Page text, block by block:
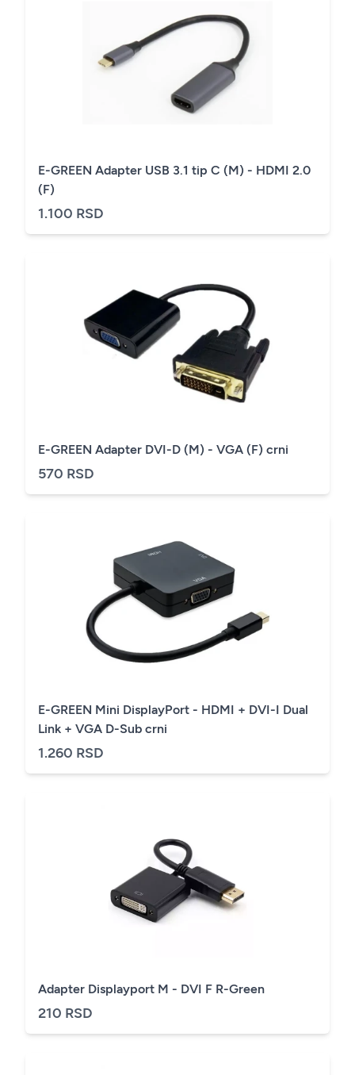
E-GREEN Adapter USB 3.1 tip C (M) - HDMI 2.0
(F)
1.100 RSD
E-GREEN Adapter DVI-D (M) - VGA (F) crni
570 RSD
E-GREEN Mini DisplayPort - HDMI + DVI-I Dual
Link + VGA D-Sub crni
1.260 RSD
Adapter Displayport M - DVI F R-Green
210 RSD